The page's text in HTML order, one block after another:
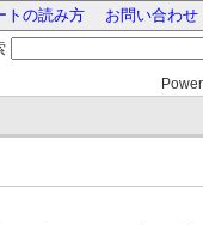
トの読み方 お問い合わせ